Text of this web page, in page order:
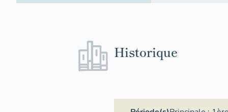
Historique